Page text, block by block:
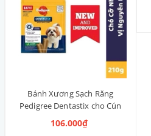
Bánh Xương Sạch Răng
Pedigree Dentastix cho Cún
vừa 210g (14 Thanh, Vị Truyền
Thống)
106.000₫